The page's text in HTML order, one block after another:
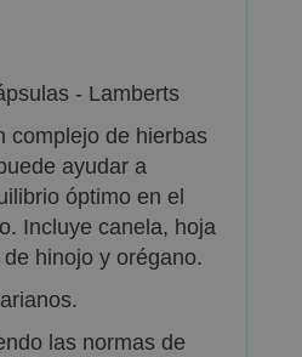
- Lamberts
complejo de hierbas
ayudar a
óptimo en el
Incluye canela, hoja
hinojo y orégano.
las normas de